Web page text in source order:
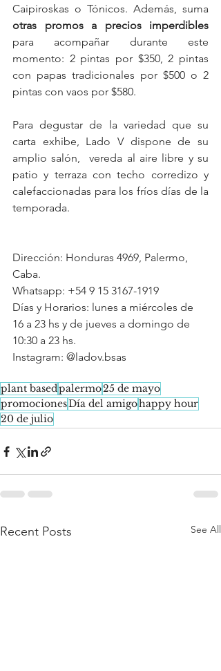
otras promos a precios imperdibles
para acompañar durante este
momento: 2 pintas por $350, 2 pintas
con papas tradicionales por $500 o 2
pintas con vaos por $580.
Para degustar de la variedad que su
carta exhibe, Lado V dispone de su
amplio salón,  vereda al aire libre y su
patio y terraza con techo corredizo y
calefaccionadas para los fríos días de la
temporada.
Dirección: Honduras 4969, Palermo,
Caba.
Whatsapp: +54 9 15 3167-1919
Días y Horarios: lunes a miércoles de
16 a 23 hs y de jueves a domingo de
10:30 a 23 hs.
Instagram: @ladov.bsas
plant basedpalermo25 de mayo
promocionesDía del amigohappy hour
20 de julio
Recent Posts See All